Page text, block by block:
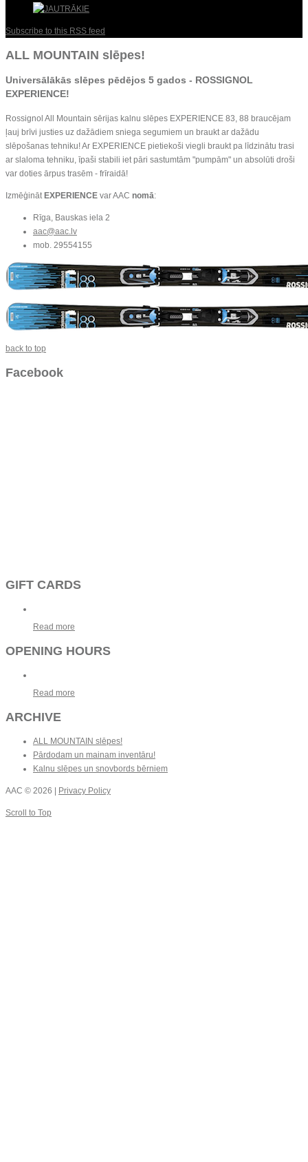
Subscribe to this RSS feed
ALL MOUNTAIN slēpes!
Universālākās slēpes pēdējos 5 gados - ROSSIGNOL
EXPERIENCE!
Rossignol All Mountain sērijas kalnu slēpes EXPERIENCE 83, 88 braucējam
ļauj brīvi justies uz dažādiem sniega segumiem un braukt ar dažādu
slēpošanas tehniku! Ar EXPERIENCE pietiekoši viegli braukt pa līdzinātu trasi
ar slaloma tehniku, īpaši stabili iet pāri sastumtām "pumpām" un absolūti droši
var doties ārpus trasēm - frīraidā!
Izmēģināt EXPERIENCE var AAC nomā:
Rīga, Bauskas iela 2
aac@aac.lv
mob. 29554155
back to top
Facebook
GIFT CARDS
Read more
OPENING HOURS
Read more
ARCHIVE
ALL MOUNTAIN slēpes!
Pārdodam un mainam inventāru!
Kalnu slēpes un snovbords bērniem
AAC © 2026 | Privacy Policy
Scroll to Top